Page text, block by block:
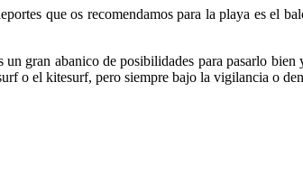
que os recomendamos para la playa es el
gran abanico de posibilidades para pasarlo
o el kitesurf, pero siempre bajo la vigilancia o